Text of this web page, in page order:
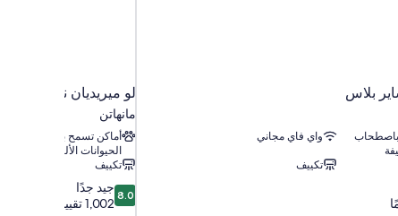
بلاس
واي فاي مجاني
تكييف
لو ميريديان نيويورك،
مانهاتن
أماكن تسمح باصطحاب
الحيوانات الأليفة
تكييف
8.0
من
8.0جيد جدًا
1,002 تقييم